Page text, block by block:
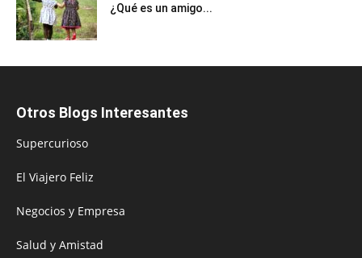
¿Qué es un amigo...
Otros Blogs Interesantes
Supercurioso
El Viajero Feliz
Negocios y Empresa
Salud y Amistad